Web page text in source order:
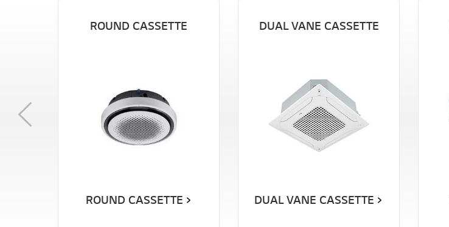
Previous
ROUND CASSETTE
ROUND CASSETTE
DUAL VANE CASSETTE
DUAL VANE CASSETTE